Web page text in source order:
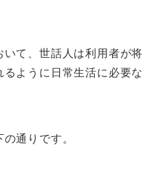
て、世話人は利用者が将
ように日常生活に必要な
通りです。